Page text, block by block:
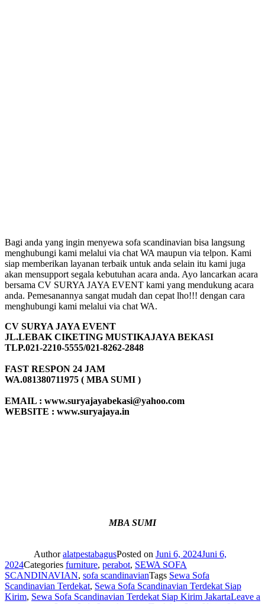
Bagi anda yang ingin menyewa sofa scandinavian bisa langsung
menghubungi kami melalui via chat WA maupun via telpon. Kami
siap memberikan layanan terbaik untuk anda selain itu kami juga
akan mensupport segala kebutuhan acara anda. Ayo lancarkan acara
bersama CV SURYA JAYA EVENT kami yang mendukung acara
anda. Pemesanannya sangat mudah dan cepat lho!!! dengan cara
menghubungi kami melalui via chat WA.
CV SURYA JAYA EVENT
JL.LEBAK CIKETING MUSTIKAJAYA BEKASI
TLP.021-2210-5555/021-8262-2848
FAST RESPON 24 JAM
WA.081380711975 ( MBA SUMI )
EMAIL : www.suryajayabekasi@yahoo.com
WEBSITE : www.suryajaya.in
MBA SUMI
AuthoralatpestabagusPosted on Juni 6, 2024Juni 6,
2024Categories furniture, perabot, SEWA SOFA
SCANDINAVIAN, sofa scandinavianTags Sewa Sofa
Scandinavian Terdekat, Sewa Sofa Scandinavian Terdekat Siap
Kirim, Sewa Sofa Scandinavian Terdekat Siap Kirim JakartaLeave a